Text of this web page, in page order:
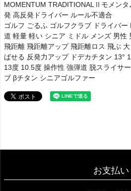
MOMENTUM TRADITIONALⅡモメン
発 高反発ドライバー ルール不適合
ゴルフ ごるふ ゴルフクラブ ドライバ
道 軽量 軽い シニア ミドル メンズ 男性
飛距離 飛距離アップ 飛距離ロス 飛ぶ
ばせる 反発力アップ ドデカチタン 13°
13度 10.5度 操作性 強弾道 脱スライサ
ブ βチタン シニアゴルファー
お支払い